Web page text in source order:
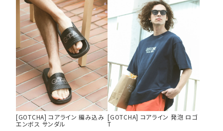
tune 絞り込んで検索する
[GOTCHA] コアライン 編み込み
エンボス サンダル
[GOTCHA] コアライン 発泡 ロゴ
T